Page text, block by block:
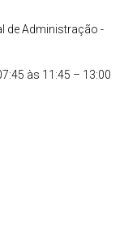
de Administração -
151
às 11:45 – 13:00
043 0052